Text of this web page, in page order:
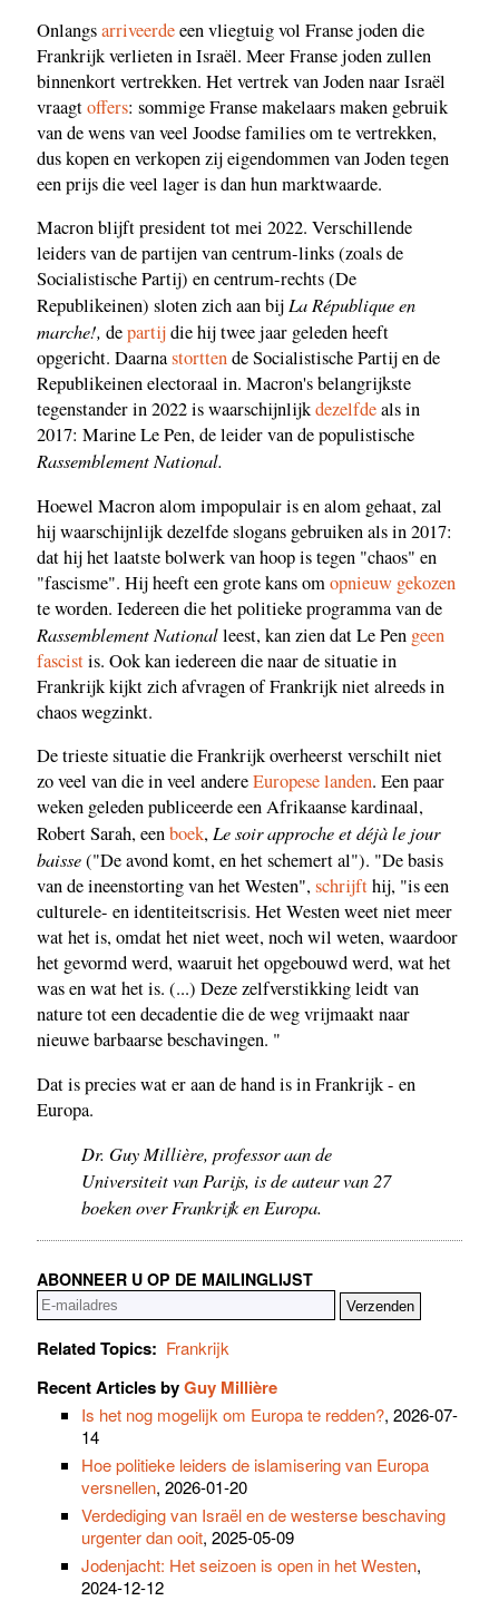
Onlangsarriveerdeeen vliegtuig vol Franse joden die
Frankrijk verlieten in Israël. Meer Franse joden zullen
binnenkort vertrekken. Het vertrek van Joden naar Israël
vraagtoffers: sommige Franse makelaars maken gebruik
van de wens van veel Joodse families om te vertrekken,
dus kopen en verkopen zij eigendommen van Joden tegen
een prijs die veel lager is dan hun marktwaarde.
Macron blijft president tot mei 2022. Verschillende
leiders van de partijen van centrum-links (zoals de
Socialistische Partij) en centrum-rechts (De
Republikeinen) sloten zich aan bij La République en
marche!, departijdie hij twee jaar geleden heeft
opgericht. Daarnastorttende Socialistische Partij en de
Republikeinen electoraal in. Macron's belangrijkste
tegenstander in 2022 is waarschijnlijkdezelfdeals in
2017: Marine Le Pen, de leider van de populistische
Rassemblement National.
Hoewel Macron alom impopulair is en alom gehaat, zal
hij waarschijnlijk dezelfde slogans gebruiken als in 2017:
dat hij het laatste bolwerk van hoop is tegen "chaos" en
"fascisme". Hij heeft een grote kans omopnieuw gekozen
te worden. Iedereen die het politieke programma van de
Rassemblement Nationalleest, kan zien dat Le Pen geen
fascistis. Ook kan iedereen die naar de situatie in
Frankrijk kijkt zich afvragen of Frankrijk niet alreeds in
chaos wegzinkt.
De trieste situatie die Frankrijk overheerst verschilt niet
zo veel van die in veel andereEuropese landen. Een paar
weken geleden publiceerde een Afrikaanse kardinaal,
Robert Sarah, eenboek, Le soir approche et déjà le jour
baisse("De avond komt, en het schemert al"). "De basis
van de ineenstorting van het Westen",schrijfthij, "is een
culturele- en identiteitscrisis. Het Westen weet niet meer
wat het is, omdat het niet weet, noch wil weten, waardoor
het gevormd werd, waaruit het opgebouwd werd, wat het
was en wat het is. (...) Deze zelfverstikking leidt van
nature tot een decadentie die de weg vrijmaakt naar
nieuwe barbaarse beschavingen. "
Dat is precies wat er aan de hand is in Frankrijk - en
Europa.
Dr. Guy Millière, professor aan de
Universiteit van Parijs, is de auteur van 27
boeken over Frankrijk en Europa.
ABONNEER U OP DE MAILINGLIJST
Related Topics: Frankrijk
Recent Articles byGuy Millière
Is het nog mogelijk om Europa te redden?, 2026-07-
14
Hoe politieke leiders de islamisering van Europa
versnellen, 2026-01-20
Verdediging van Israël en de westerse beschaving
urgenter dan ooit, 2025-05-09
Jodenjacht: Het seizoen is open in het Westen,
2024-12-12